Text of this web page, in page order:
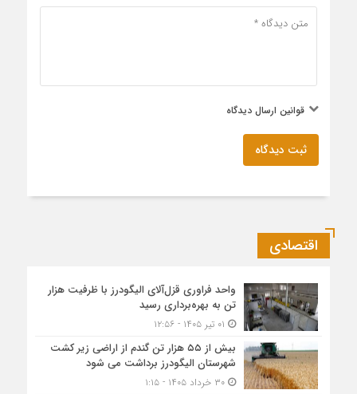
قوانین ارسال دیدگاه
ثبت دیدگاه
اقتصادی
واحد فراوری قزل‌آلای الیگودرز با ظرفیت هزار
تن به بهره‌برداری رسید
بیش از ۵۵ هزار تن گندم از اراضی زیر کشت
شهرستان الیگودرز برداشت می شود
۳۰ خرداد ۱۴۰۵ - ۱:۱۵